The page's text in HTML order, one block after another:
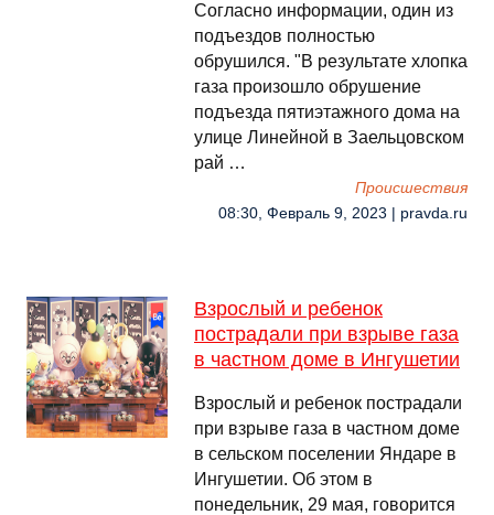
Согласно информации, один из
подъездов полностью
обрушился. "В результате хлопка
газа произошло обрушение
подъезда пятиэтажного дома на
улице Линейной в Заельцовском
рай …
Происшествия
08:30, Февраль 9, 2023 | pravda.ru
Взрослый и ребенок
пострадали при взрыве газа
в частном доме в Ингушетии
Взрослый и ребенок пострадали
при взрыве газа в частном доме
в сельском поселении Яндаре в
Ингушетии. Об этом в
понедельник, 29 мая, говорится